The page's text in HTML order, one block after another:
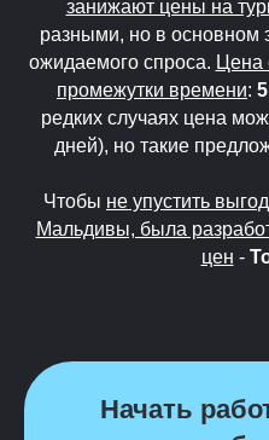
занижают цены на
разными, но в основном
ожидаемого спроса. Цена
промежутки времени:
редких случаях цена
дней), но такие
Чтобы не упустить
Мальдивы, была
цен -
Начать